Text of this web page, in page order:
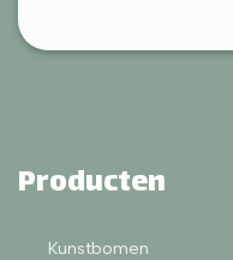
Producten
Kunstbomen